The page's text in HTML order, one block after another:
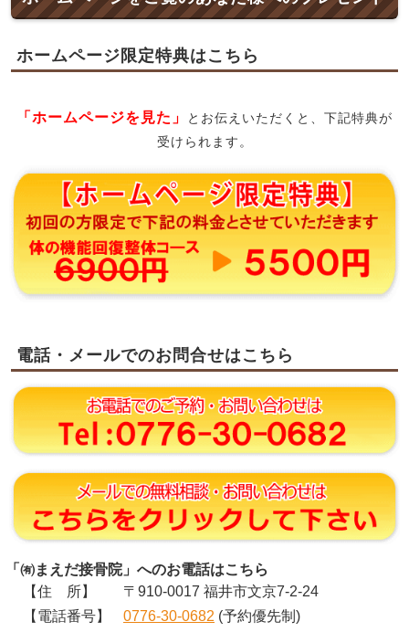
ホームページ限定特典はこちら
「ホームページを見た」
とお伝えいただくと、下記特典が
受けられます。
電話・メールでのお問合せはこちら
「㈲まえだ接骨院」へのお電話はこちら
【住 所】
〒910-0017 福井市文京7-2-24
【電話番号】
0776-30-0682 (予約優先制)